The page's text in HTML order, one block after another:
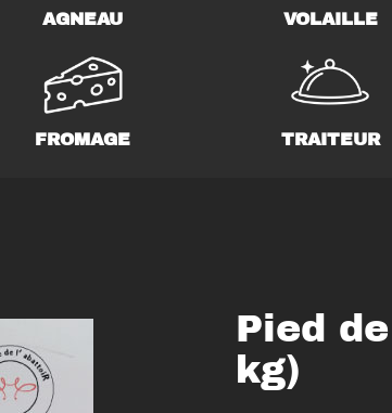
AGNEAU VOLAILLE
FROMAGE TRAITEUR
Pied
kg)